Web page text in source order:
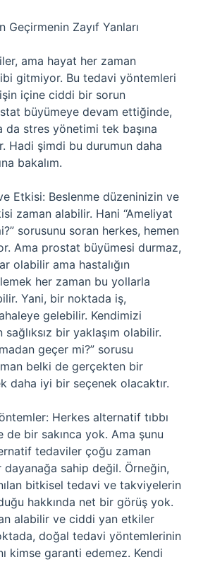
Geçirmenin Zayıf Yanları
ama hayat her zaman
gitmiyor. Bu tedavi yöntemleri
içine ciddi bir sorun
büyümeye devam ettiğinde,
stres yönetimi tek başına
Hadi şimdi bu durumun daha
bakalım.
Etkisi: Beslenme düzeninizin ve
zaman alabilir. Hani “Ameliyat
sorusunu soran herkes, hemen
Ama prostat büyümesi durmaz,
olabilir ama hastalığın
her zaman bu yollarla
Yani, bir noktada iş,
gelebilir. Kendimizi
sağlıksız bir yaklaşım olabilir.
geçer mi?” sorusu
belki de gerçekten bir
daha iyi bir seçenek olacaktır.
Herkes alternatif tıbbı
de bir sakınca yok. Ama şunu
tedaviler çoğu zaman
sahip değil. Örneğin,
bitkisel tedavi ve takviyelerin
hakkında net bir görüş yok.
alabilir ve ciddi yan etkiler
doğal tedavi yöntemlerinin
kimse garanti edemez. Kendi